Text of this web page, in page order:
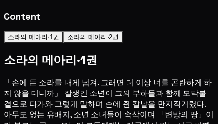
Content
소라의 메아리·1권 소라의 메아리·2권
소라의 메아리·1권
「손에 든 소라를 내게 넘겨. 그러면 더 이상 너를 곤란하게 하
지 않을 테니까」 잘생긴 소년이 그의 부하들과 함께 모닥불
곁으로 다가와 그렇게 말하며 손에 쥔 칼날을 만지작거렸다.
아무도 없는 유배지, 소년 소녀들이 속삭이며 「변방의 땅」이